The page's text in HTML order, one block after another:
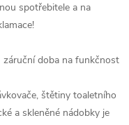
spotřebitele a na
doba na funkčnost
štětiny toaletního
a skleněné nádobky je